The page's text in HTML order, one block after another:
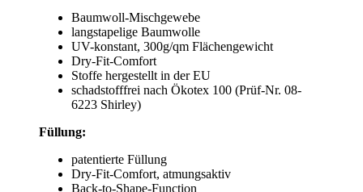
Baumwoll-Mischgewebe
langstapelige Baumwolle
UV-konstant, 300g/qm Flächengewicht
Dry-Fit-Comfort
Stoffe hergestellt in der EU
schadstofffrei nach Ökotex 100 (Prüf-Nr. 08-
6223 Shirley)
Füllung:
patentierte Füllung
Dry-Fit-Comfort, atmungsaktiv
Back-to-Shape-Function